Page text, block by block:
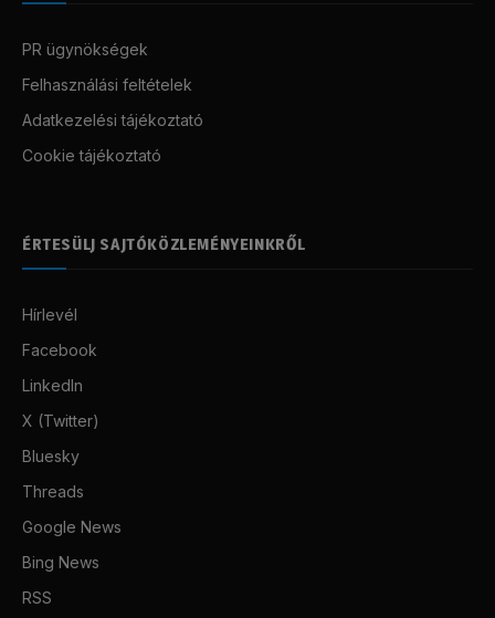
PR ügynökségek
Felhasználási feltételek
Adatkezelési tájékoztató
Cookie tájékoztató
ÉRTESÜLJ SAJTÓKÖZLEMÉNYEINKRŐL
Hírlevél
Facebook
LinkedIn
X (Twitter)
Bluesky
Threads
Google News
Bing News
RSS